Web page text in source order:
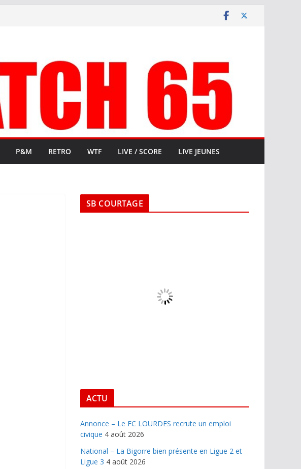
P&M RETRO WTF LIVE / SCORE LIVE JEUNES
SB COURTAGE
ACTU
Annonce – Le FC LOURDES recrute un emploi
civique 4 août 2026
National – La Bigorre bien présente en Ligue 2 et
Ligue 3 4 août 2026